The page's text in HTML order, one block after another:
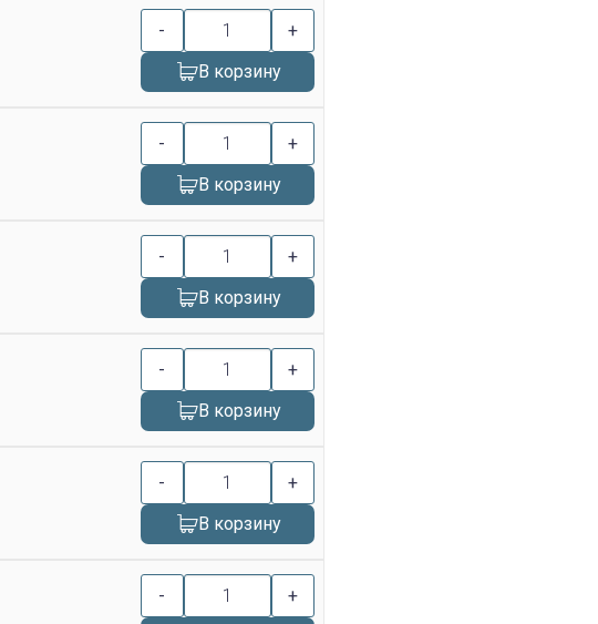
-
+
В корзину
-
+
В корзину
-
+
В корзину
-
+
В корзину
-
+
В корзину
-
+